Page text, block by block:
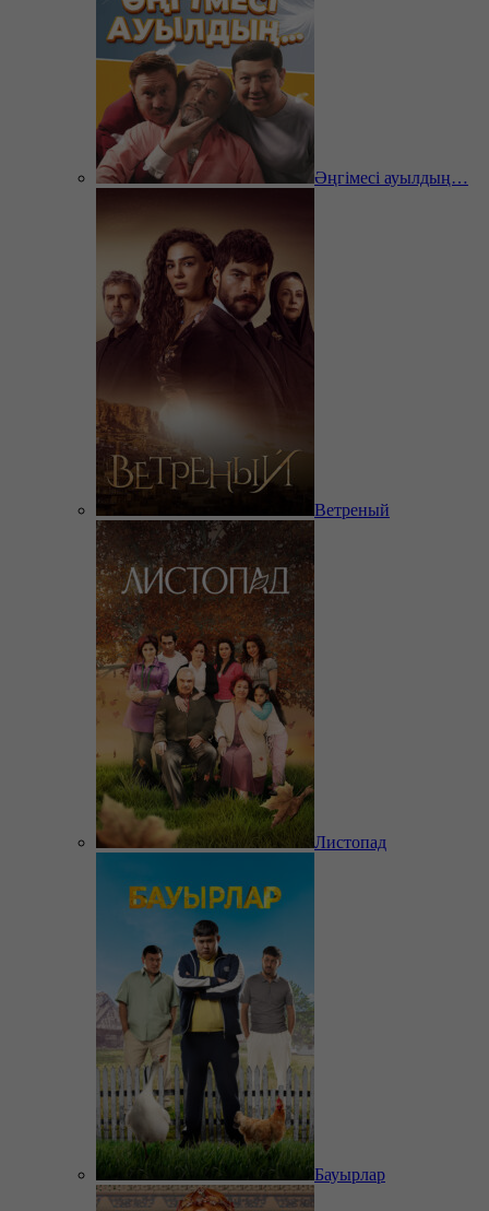
Әңгімесі ауылдың…
Ветреный
Листопад
Бауырлар